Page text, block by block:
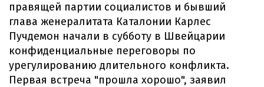
правящей партии социалистов и бывший
глава женералитата Каталонии Карлес
Пучдемон начали в субботу в Швейцарии
конфиденциальные переговоры по
урегулированию длительного конфликта.
Первая встреча "прошла хорошо", заявил